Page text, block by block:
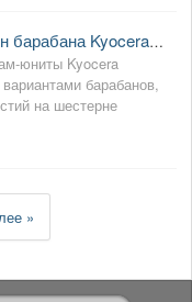
Различные варианты шестерен барабана Kyocera TASKalfa 180/181/220/221
юниты Kyocera
барабанов,
на шестерне
»